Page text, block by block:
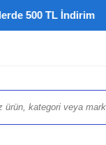
TL İndirim